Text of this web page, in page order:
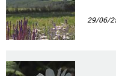
29/06/